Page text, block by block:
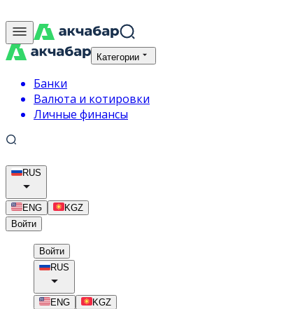
Категории
Банки
Валюта и котировки
Личные финансы
RUS
ENG
KGZ
Войти
Войти
RUS
ENG KGZ